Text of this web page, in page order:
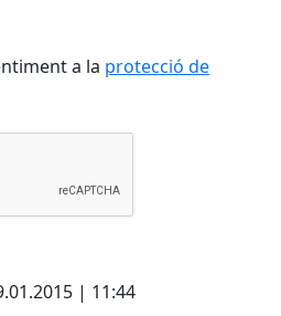
a la protecció de
| 11:44